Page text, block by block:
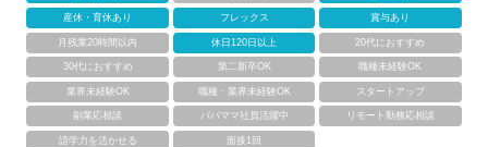
産休・育休あり フレックス 賞与あり
月残業20時間以内 休日120日以上 20代におすすめ
30代におすすめ 第二新卒OK 職種未経験OK
業界未経験OK 職種・業界未経験OK スタートアップ
副業応相談 パパママ社員活躍中 リモート勤務応相談
語学力を活かせる 面接1回